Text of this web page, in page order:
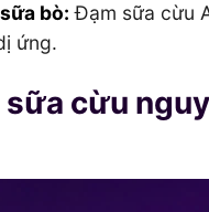
bò: Đạm sữa cừu
ứng.
cừu